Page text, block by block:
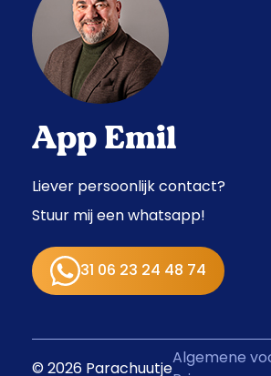
App Emil
Liever persoonlijk contact?
Stuur mij een whatsapp!
31 06 23 24 48 74
© 2026 Parachuutje
Algemene